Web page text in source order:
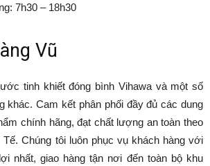
7h30 – 18h30
Vũ
tinh khiết đóng bình Vihawa và một số
khác. Cam kết phân phối đầy đủ các dung
chính hãng, đạt chất lượng an toàn theo
Chúng tôi luôn phục vụ khách hàng với
nhất, giao hàng tận nơi đến toàn bộ khu